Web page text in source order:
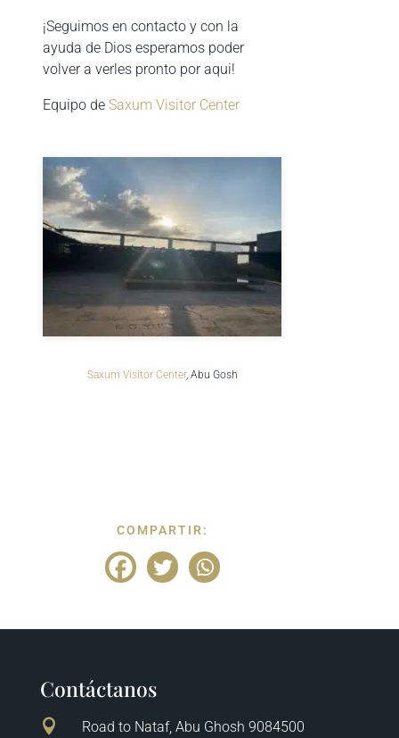
¡Seguimos en contacto y con la
ayuda de Dios esperamos poder
volver a verles pronto por aqui!
Equipo de Saxum Visitor Center
Saxum Visitor Center, Abu Gosh
COMPARTIR:
Contáctanos

Road to Nataf, Abu Ghosh 9084500